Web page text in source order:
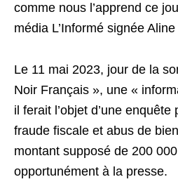
comme nous l’apprend ce
média L’Informé signée
Le 11 mai 2023, jour de la
Noir Français », une «
il ferait l’objet d’une
fraude fiscale et abus de
montant supposé de 200
opportunément à la presse.